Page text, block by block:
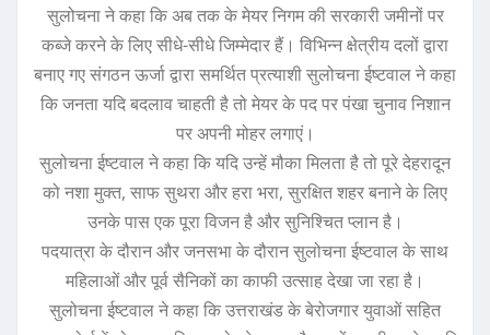
सुलोचना ने कहा कि अब तक के मेयर निगम की सरकारी जमीनों पर
कब्जे करने के लिए सीधे-सीधे जिम्मेदार हैं। विभिन्न क्षेत्रीय दलों द्वारा
बनाए गए संगठन ऊर्जा द्वारा समर्थित प्रत्याशी सुलोचना ईष्टवाल ने कहा
कि जनता यदि बदलाव चाहती है तो मेयर के पद पर पंखा चुनाव निशान
पर अपनी मोहर लगाएं।
सुलोचना ईष्टवाल ने कहा कि यदि उन्हें मौका मिलता है तो पूरे देहरादून
को नशा मुक्त, साफ सुथरा और हरा भरा, सुरक्षित शहर बनाने के लिए
उनके पास एक पूरा विजन है और सुनिश्चित प्लान है।
पदयात्रा के दौरान और जनसभा के दौरान सुलोचना ईष्टवाल के साथ
महिलाओं और पूर्व सैनिकों का काफी उत्साह देखा जा रहा है।
सुलोचना ईष्टवाल ने कहा कि उत्तराखंड के बेरोजगार युवाओं सहित